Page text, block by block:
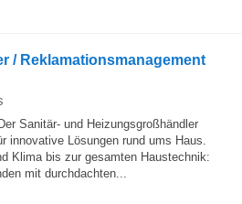
/ Reklamationsmanagement
Sanitär- und Heizungsgroßhändler
innovative Lösungen rund ums Haus.
Klima bis zur gesamten Haustechnik:
mit durchdachten...